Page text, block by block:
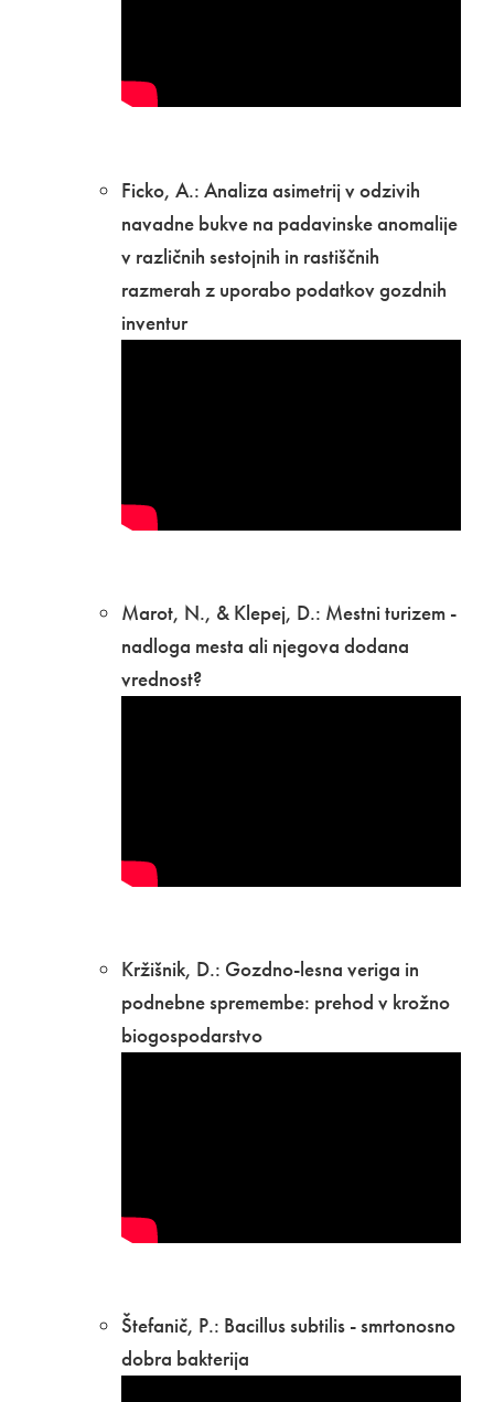
Ficko, A.: Analiza asimetrij v odzivih
navadne bukve na padavinske anomalije
v različnih sestojnih in rastiščnih
razmerah z uporabo podatkov gozdnih
inventur
Marot, N., & Klepej, D.: Mestni turizem -
nadloga mesta ali njegova dodana
vrednost?
Kržišnik, D.: Gozdno-lesna veriga in
podnebne spremembe: prehod v krožno
biogospodarstvo
Štefanič, P.: Bacillus subtilis - smrtonosno
dobra bakterija